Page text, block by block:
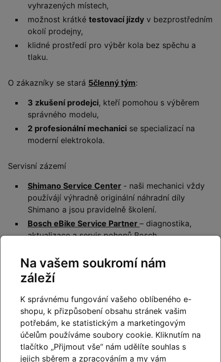
vyhrazených místech,
možnost krátké testovací jízdy v bezprostředním
okolí prodejny,
klidné prostředí pro výběr kola bez spěchu a
tlaku.
O zákazníky se stará 5členný tým:
3 zkušení prodejci, kteří pomohou s výběrem
správného modelu,
2 profesionální mechanici se specializací na
moderní elektrokola.
Servisní zázemí
Shimano Service Center - naši mechanici vždy
používájí výhradně originální náhradní díly
Shimano a jsou pravidelně školení.
Bosch eBike Service Partner – diagnostika,
aktualizace a servis pohonů Bosch.
Na vašem soukromí nám
záleží
K správnému fungování vašeho oblíbeného e-
shopu, k přizpůsobení obsahu stránek vašim
potřebám, ke statistickým a marketingovým
účelům používáme soubory cookie. Kliknutím na
tlačítko „Přijmout vše“ nám udělíte souhlas s
jejich sběrem a zpracováním a my vám